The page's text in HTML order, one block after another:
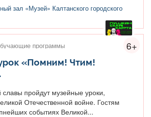
зал «Музей» Калтанского городского
6+
программы
«Помним! Чтим!
славы пройдут музейные уроки,
Отечественной войне. Гостям
событиях Великой...